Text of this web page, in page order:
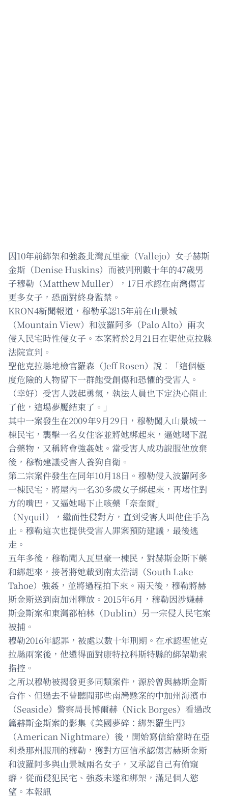
因10年前綁架和強姦北灣瓦里豪（Vallejo）女子赫斯
金斯（Denise Huskins）而被判刑數十年的47歲男
子穆勒（Matthew Muller），17日承認在南灣傷害
更多女子，恐面對終身監禁。
KRON4新聞報道，穆勒承認15年前在山景城
（Mountain View）和波羅阿多（Palo Alto）兩次
侵入民宅時性侵女子。本案將於2月21日在聖他克拉縣
法院宣判。
聖他克拉縣地檢官羅森（Jeff Rosen）說︰「這個極
度危險的人物留下一群飽受創傷和恐懼的受害人。
（幸好）受害人鼓起勇氣，執法人員也下定決心阻止
了他，這場夢魘結束了。」
其中一案發生在2009年9月29日，穆勒闖入山景城一
棟民宅，襲擊一名女住客並將她綁起來，逼她喝下混
合藥物，又稱將會強姦她。當受害人成功說服他放棄
後，穆勒建議受害人養狗自衛。
第二宗案件發生在同年10月18日。穆勒侵入波羅阿多
一棟民宅，將屋內一名30多歲女子綁起來，再堵住對
方的嘴巴，又逼她喝下止咳藥「奈奎爾」
（Nyquil），繼而性侵對方，直到受害人叫他住手為
止。穆勒這次也提供受害人罪案預防建議，最後逃
走。
五年多後，穆勒闖入瓦里豪一棟民，對赫斯金斯下藥
和綁起來，接著將她載到南太浩湖（South Lake
Tahoe）強姦，並將過程拍下來。兩天後，穆勒將赫
斯金斯送到南加州釋放。2015年6月，穆勒因涉嫌赫
斯金斯案和東灣都柏林（Dublin）另一宗侵入民宅案
被捕。
穆勒2016年認罪，被處以數十年刑期。在承認聖他克
拉縣兩案後，他還得面對康特拉科斯特縣的綁架勒索
指控。
之所以穆勒被揭發更多同類案件，源於曾與赫斯金斯
合作、但過去不曾聽聞那些南灣懸案的中加州海濱市
（Seaside）警察局長博爾赫（Nick Borges）看過改
篇赫斯金斯案的影集《美國夢碎：綁架羅生門》
（American Nightmare）後，開始寫信給當時在亞
利桑那州服刑的穆勒，獲對方回信承認傷害赫斯金斯
和波羅阿多與山景城兩名女子，又承認自己有偷窺
癖，從而侵犯民宅、強姦未遂和綁架，滿足個人慾
望。本報訊